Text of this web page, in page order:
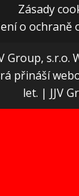
Zásady
o ochraně
Group, s.r.o.
přináší
let. | JJV